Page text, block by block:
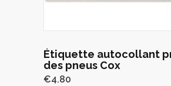
Étiquette autocollant
des pneus Cox
€4.80